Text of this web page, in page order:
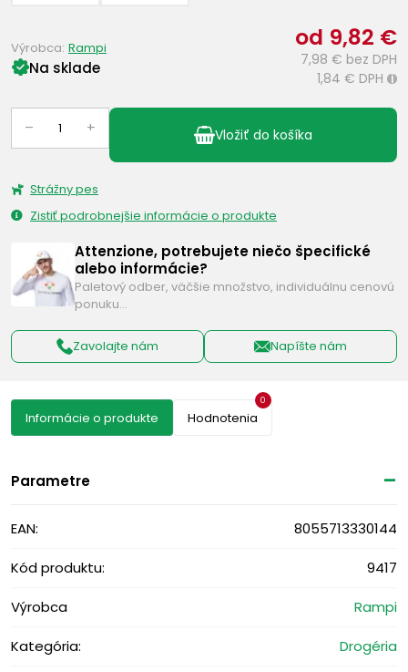
od 9,82 €
7,98 € bez DPH
1,84 € DPH i
Na sklade
Výrobca: Rampi
– + Vložiť do košíka
Strážny pes
Zistiť podrobnejšie informácie o produkte
Attenzione, potrebujete niečo špecifické
alebo informácie?
Paletový odber, väčšie množstvo, individuálnu cenovú
ponuku…
Zavolajte nám Napíšte nám
Informácie o produkte Hodnotenia
0
Parametre
EAN: 8055713330144
Kód produktu: 9417
Výrobca Rampi
Kategória: Drogéria